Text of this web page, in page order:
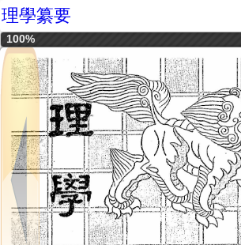
理學纂要
100%